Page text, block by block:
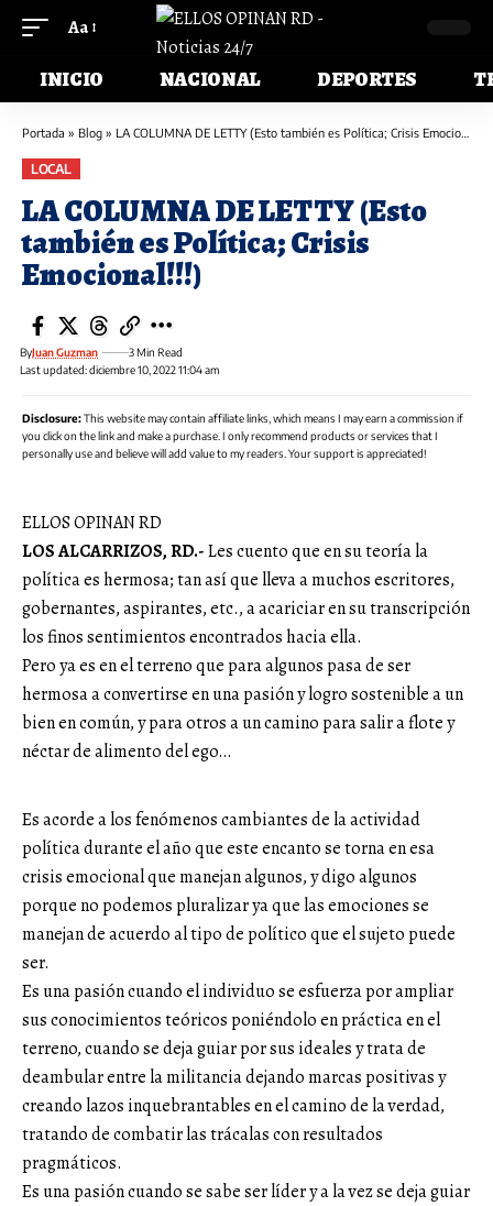
Aa
INICIO NACIONAL DEPORTES
Portada » Blog » LA COLUMNA DE LETTY (Esto también es Política; Crisis Emocional!!!)
LOCAL
LA COLUMNA DE LETTY (Esto
también es Política; Crisis
Emocional!!!)
Last updated: diciembre 10, 2022 11:04 am
ByJuan Guzman 3 Min Read
Disclosure:This website may contain affiliate links, which means I may earn a commission if
you click on the link and make a purchase. I only recommend products or services that I
personally use and believe will add value to my readers. Your support is appreciated!
ELLOS OPINAN RD
LOS ALCARRIZOS, RD.-Les cuento que en su teoría la
política es hermosa; tan así que lleva a muchos escritores,
gobernantes, aspirantes, etc., a acariciar en su transcripción
los finos sentimientos encontrados hacia ella.
Pero ya es en el terreno que para algunos pasa de ser
hermosa a convertirse en una pasión y logro sostenible a un
bien en común, y para otros a un camino para salir a flote y
néctar de alimento del ego…
Es acorde a los fenómenos cambiantes de la actividad
política durante el año que este encanto se torna en esa
crisis emocional que manejan algunos, y digo algunos
porque no podemos pluralizar ya que las emociones se
manejan de acuerdo al tipo de político que el sujeto puede
ser.
Es una pasión cuando el individuo se esfuerza por ampliar
sus conocimientos teóricos poniéndolo en práctica en el
terreno, cuando se deja guiar por sus ideales y trata de
deambular entre la militancia dejando marcas positivas y
creando lazos inquebrantables en el camino de la verdad,
tratando de combatir las trácalas con resultados
pragmáticos.
Es una pasión cuando se sabe ser líder y a la vez se deja guiar